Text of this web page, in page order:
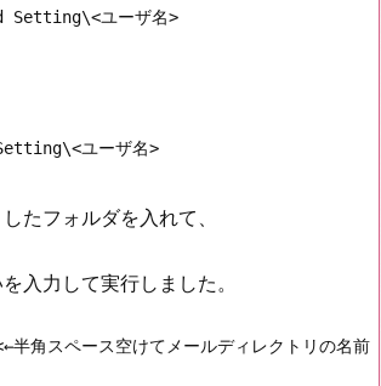
Setting\<ユーザ名>
ユーザ名>
たフォルダを入れて、
入力して実行しました。
スペース空けてメールディレクトリの名